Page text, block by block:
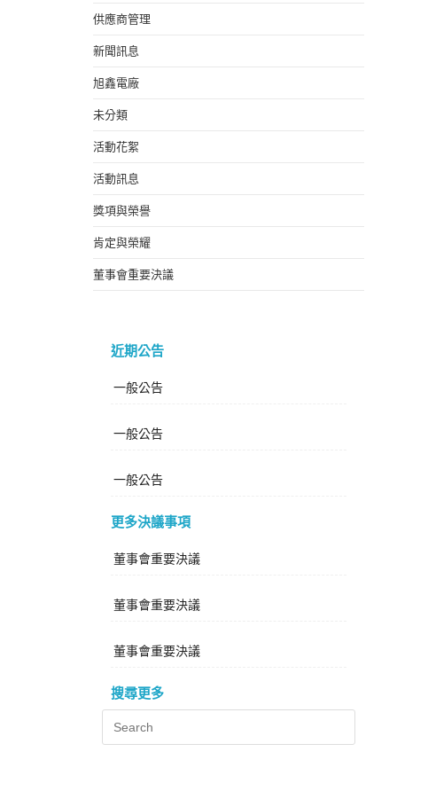
供應商管理
新聞訊息
旭鑫電廠
未分類
活動花絮
活動訊息
獎項與榮譽
肯定與榮耀
董事會重要決議
近期公告
一般公告
一般公告
一般公告
更多決議事項
董事會重要決議
董事會重要決議
董事會重要決議
搜尋更多